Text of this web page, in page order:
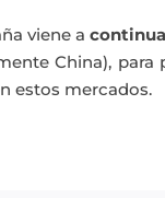
viene a
China),
estos mercados.